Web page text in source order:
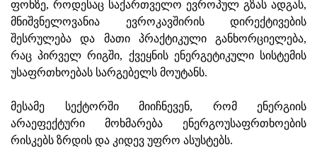
ფონზე, როდესაც საქართველო ევროპულ გზას ადგას,
მნიშვნელოვანია ევროკავშირის დირექტივების
შესრულება და მათი პრაქტიკული განხორციელება,
რაც პირველ რიგში, ქვეყნის ენერგეტიკული სისტემის
უსაფრთხოებას სარგებელს მოუტანს.
მესამე სექტორში მიიჩნევენ, რომ ენერგიის
არაეფექტური მოხმარება ენერგოუსაფრთხოების
რისკებს ზრდის და კიდევ უფრო ასუსტებს.